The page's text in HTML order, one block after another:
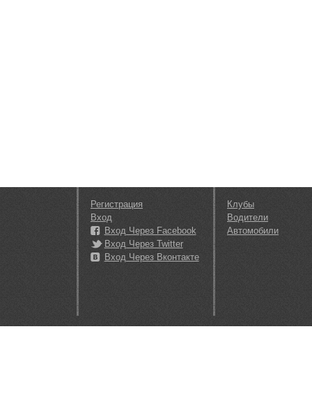
Регистрация
Вход
Вход Через Facebook
Вход Через Twitter
Вход Через Вконтакте
Клубы
Водители
Автомобили